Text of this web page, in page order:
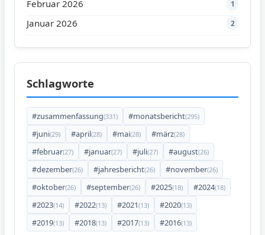
Februar 2026 1
Januar 2026 2
Schlagworte
#zusammenfassung(331) #monatsbericht(295)
#juni(29) #april(28) #mai(28) #märz(28)
#februar(27) #januar(27) #juli(27) #august(26)
#dezember(26) #jahresbericht(26) #november(26)
#oktober(26) #september(26) #2025(18) #2024(18)
#2023(14) #2022(13) #2021(13) #2020(13)
#2019(13) #2018(13) #2017(13) #2016(13)